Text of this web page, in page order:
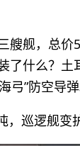
艘舰，总
了什么？
弓”防空导弹
巡逻舰变